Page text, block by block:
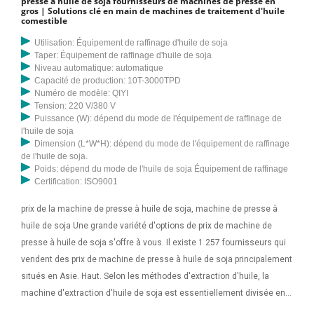
gros | Solutions clé en main de machines de traitement d'huile
comestible
Utilisation: Équipement de raffinage d'huile de soja
Taper: Équipement de raffinage d'huile de soja
Niveau automatique: automatique
Capacité de production: 10T-3000TPD
Numéro de modèle: QIYI
Tension: 220 V/380 V
Puissance (W): dépend du mode de l'équipement de raffinage de
l'huile de soja
Dimension (L*W*H): dépend du mode de l'équipement de raffinage
de l'huile de soja.
Poids: dépend du mode de l'huile de soja Équipement de raffinage
Certification: ISO9001
prix de la machine de presse à huile de soja, machine de presse à
huile de soja Une grande variété d'options de prix de machine de
presse à huile de soja s'offre à vous. Il existe 1 257 fournisseurs qui
vendent des prix de machine de presse à huile de soja principalement
situés en Asie. Haut. Selon les méthodes d'extraction d'huile, la
machine d'extraction d'huile de soja est essentiellement divisée en